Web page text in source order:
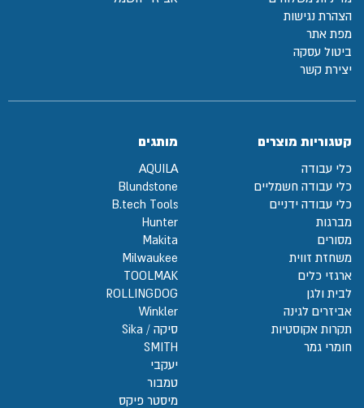
הצהרת נגישות
מפת אתר
ביטול עסקה
יצירת קשר
קטגוריות מוצרים
כלי עבודה
כלי עבודה חשמליים
כלי עבודה ידניים
מברגות
מסורים
משחזת זווית
ארגזי כלים
לבית ולגן
אביזרים לגינה
תקרות אקוסטיות
חומרי גמר
מותגים
AQUILA
Blundstone
B.tech Tools
Hunter
Makita
Milwaukee
TOOLMAK
ROLLINGDOG
Winkler
סיקה / Sika
SMITH
יעקבי
טמבור
מיסטר פיקס